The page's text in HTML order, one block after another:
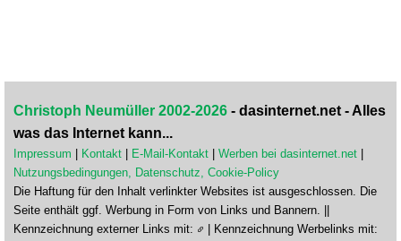
Christoph Neumüller 2002-2026 - dasinternet.net - Alles
was das Internet kann...
Impressum Kontakt E-Mail-Kontakt Werben bei dasinternet.net
Nutzungsbedingungen, Datenschutz, Cookie-Policy
Die Haftung für den Inhalt verlinkter Websites ist ausgeschlossen. Die
Seite enthält ggf. Werbung in Form von Links und Bannern. ||
Kennzeichnung externer Links mit:
| Kennzeichnung Werbelinks mit: